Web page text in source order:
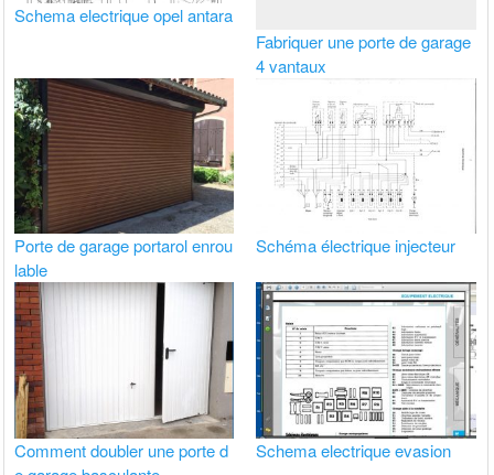
Schema electrique opel antara
Fabriquer une porte de garage
4 vantaux
Porte de garage portarol enrou
lable
Schéma électrique injecteur
Comment doubler une porte d
Schema electrique evasion